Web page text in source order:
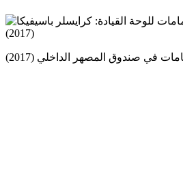
في صندوق المصهر الداخلي (2017)